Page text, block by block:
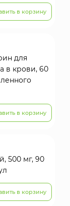
в корзину
для
в крови, 60
в корзину
500 мг, 90
в корзину